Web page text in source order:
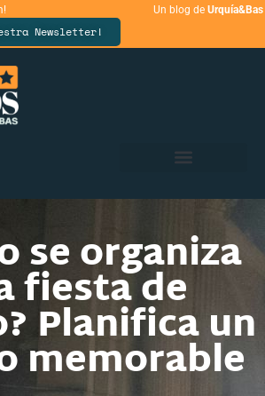
Un blog de Urquía&Bas
Newsletter!
se organiza
fiesta de
Planifica un
memorable